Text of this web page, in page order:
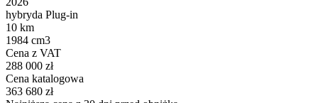
hybryda Plug-in
10 km
1984 cm3
Cena z VAT
288 000 zł
Cena katalogowa
363 680 zł